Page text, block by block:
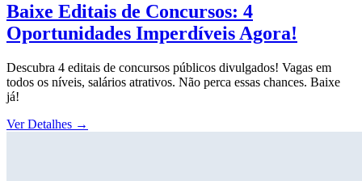
Baixe Editais de Concursos: 4
Oportunidades Imperdíveis Agora!
Descubra 4 editais de concursos públicos divulgados! Vagas em
todos os níveis, salários atrativos. Não perca essas chances. Baixe
já!
Ver Detalhes →